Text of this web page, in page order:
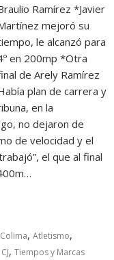
Ramírez *Javier
mejoró su
le alcanzó para
en 200mp *Otra
de Arely Ramírez
plan de carrera y
en la
no dejaron de
de velocidad y el
el que al final
,Atletismo,
,Tiempos y Marcas